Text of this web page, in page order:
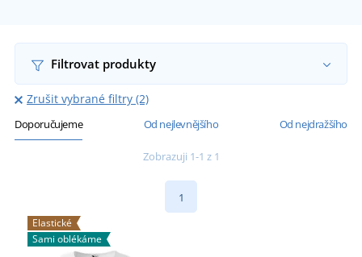
Filtrovat produkty
Zrušit vybrané filtry (2)
Doporučujeme Od nejlevnějšího Od nejdražšího
Zobrazuji 1-1 z 1
1
Elastické
Sami oblékáme